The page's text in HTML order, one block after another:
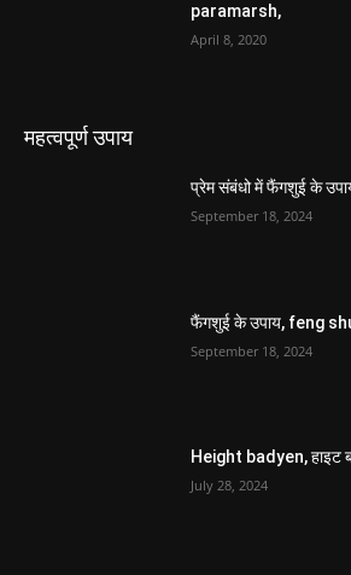
paramarsh,
April 8, 2020
महत्वपूर्ण उपाय
प्रेम संबंधो में फैंगशुई के
September 18, 2024
फैंगशुई के उपाय, feng
September 18, 2024
Height badyen, हाइट
July 28, 2024